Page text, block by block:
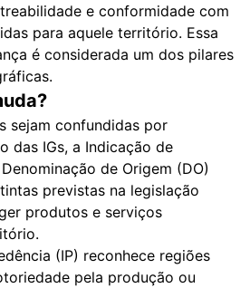
e conformidade com
para aquele território. Essa
é considerada um dos pilares
sejam confundidas por
das IGs, a Indicação de
de Origem (DO)
previstas na legislação
produtos e serviços
(IP) reconhece regiões
pela produção ou